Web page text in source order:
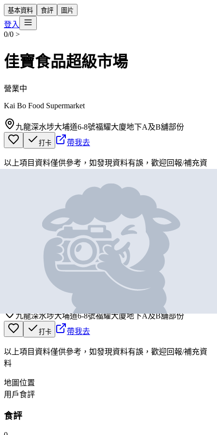
基本資料 食評 圖片
登入
0/0 >
佳寶食品超級市場
營業中
Kai Bo Food Supermarket
九龍深水埗大埔道6-8號福耀大廈地下A及B舖部份
打卡 帶我去
以上項目資料僅供參考，如發現資料有誤，歡迎回報/補充資
佳寶食品超級市場
Kai Bo Food Supermarket
九龍深水埗大埔道6-8號福耀大廈地下A及B舖部份
打卡 帶我去
以上項目資料僅供參考，如發現資料有誤，歡迎回報/補充資
料
地圖位置
用戶食評
食評